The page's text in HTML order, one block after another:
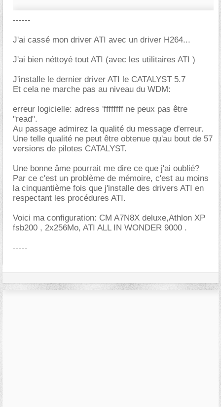
------
J'ai cassé mon driver ATI avec un driver H264...
J'ai bien néttoyé tout ATI (avec les utilitaires ATI )
J'installe le dernier driver ATI le CATALYST 5.7
Et cela ne marche pas au niveau du WDM:
erreur logicielle: adress 'ffffffff ne peux pas être
"read".
Au passage admirez la qualité du message d'erreur.
Une telle qualité ne peut être obtenue qu'au bout de 57
versions de pilotes CATALYST.
Une bonne âme pourrait me dire ce que j'ai oublié?
Par ce c'est un problème de mémoire, c'est au moins
la cinquantième fois que j'installe des drivers ATI en
respectant les procédures ATI.
Voici ma configuration: CM A7N8X deluxe,Athlon XP
fsb200 , 2x256Mo, ATI ALL IN WONDER 9000 .
-----